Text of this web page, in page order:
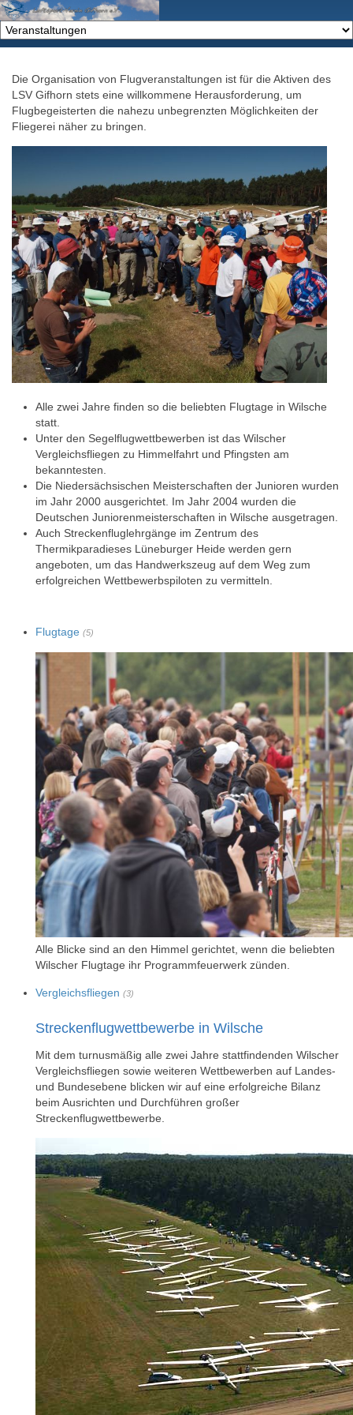
Die Organisation von Flugveranstaltungen ist für die Aktiven des
LSV Gifhorn stets eine willkommene Herausforderung, um
Flugbegeisterten die nahezu unbegrenzten Möglichkeiten der
Fliegerei näher zu bringen.
Alle zwei Jahre finden so die beliebten Flugtage in Wilsche
statt.
Unter den Segelflugwettbewerben ist das Wilscher
Vergleichsfliegen zu Himmelfahrt und Pfingsten am
bekanntesten.
Die Niedersächsischen Meisterschaften der Junioren wurden
im Jahr 2000 ausgerichtet. Im Jahr 2004 wurden die
Deutschen Juniorenmeisterschaften in Wilsche ausgetragen.
Auch Streckenfluglehrgänge im Zentrum des
Thermikparadieses Lüneburger Heide werden gern
angeboten, um das Handwerkszeug auf dem Weg zum
erfolgreichen Wettbewerbspiloten zu vermitteln.
Flugtage (5)
Alle Blicke sind an den Himmel gerichtet, wenn die beliebten
Wilscher Flugtage ihr Programmfeuerwerk zünden.
Vergleichsfliegen (3)
Streckenflugwettbewerbe in Wilsche
Mit dem turnusmäßig alle zwei Jahre stattfindenden Wilscher
Vergleichsfliegen sowie weiteren Wettbewerben auf Landes-
und Bundesebene blicken wir auf eine erfolgreiche Bilanz
beim Ausrichten und Durchführen großer
Streckenflugwettbewerbe.